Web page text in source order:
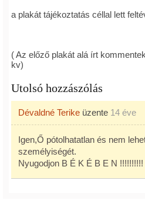
a plakát tájékoztatás céllal lett
( Az előző plakát alá írt
kv)
Utolsó hozzászólás
Dévaldné Terike üzente 14 éve
Igen,Ő pótolhatatlan és nem
személyiségét.
Nyugodjon B É K É B E N !!!!!!!!!!